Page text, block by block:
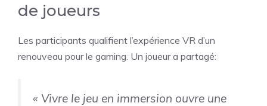
de joueurs
Les participants qualifient l’expérience VR d’un
renouveau pour le gaming. Un joueur a partagé:
« Vivre le jeu en immersion ouvre une